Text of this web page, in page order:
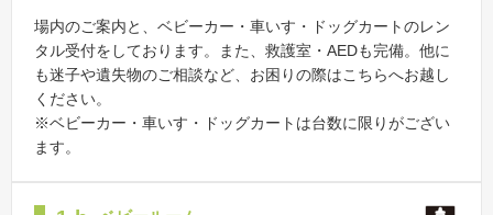
場内のご案内と、ベビーカー・車いす・ドッグカートのレン
タル受付をしております。また、救護室・AEDも完備。他に
も迷子や遺失物のご相談など、お困りの際はこちらへお越し
ください。
※ベビーカー・車いす・ドッグカートは台数に限りがござい
ます。